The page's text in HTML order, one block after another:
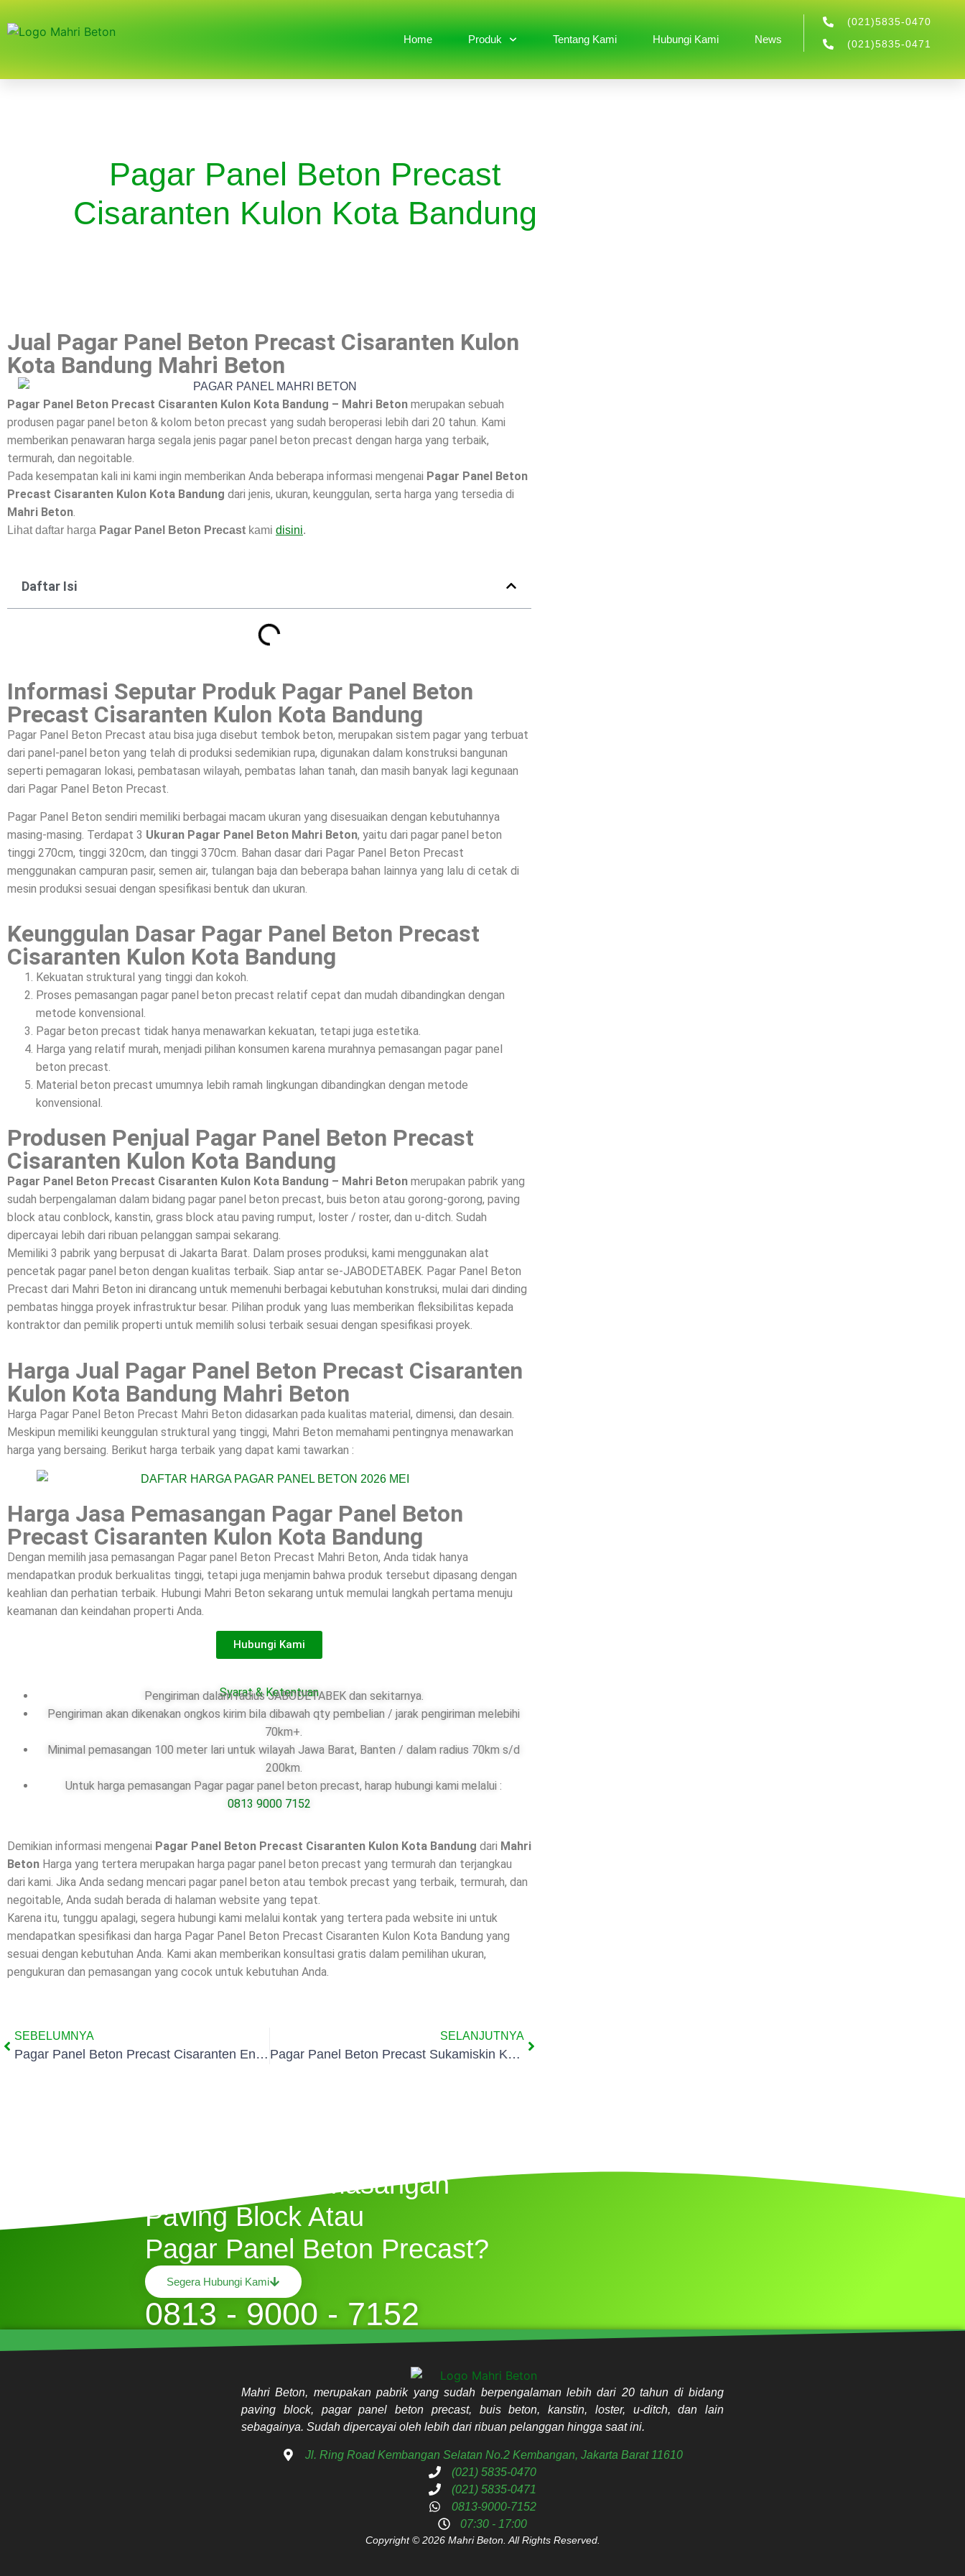
Home Produk Tentang Kami Hubungi Kami News
(021)5835-0470
(021)5835-0471
Pagar Panel Beton Precast
Cisaranten Kulon Kota Bandung
Jual Pagar Panel Beton Precast Cisaranten Kulon
Kota Bandung Mahri Beton
Pagar Panel Beton Precast Cisaranten Kulon Kota Bandung – Mahri Beton merupakan sebuah
produsen pagar panel beton & kolom beton precast yang sudah beroperasi lebih dari 20 tahun. Kami
memberikan penawaran harga segala jenis pagar panel beton precast dengan harga yang terbaik,
termurah, dan negoitable.
Pada kesempatan kali ini kami ingin memberikan Anda beberapa informasi mengenai Pagar Panel Beton
Precast Cisaranten Kulon Kota Bandung dari jenis, ukuran, keunggulan, serta harga yang tersedia di
Mahri Beton.
Lihat daftar harga Pagar Panel Beton Precast kami disini.
Daftar Isi
Informasi Seputar Produk Pagar Panel Beton
Precast Cisaranten Kulon Kota Bandung
Pagar Panel Beton Precast atau bisa juga disebut tembok beton, merupakan sistem pagar yang terbuat
dari panel-panel beton yang telah di produksi sedemikian rupa, digunakan dalam konstruksi bangunan
seperti pemagaran lokasi, pembatasan wilayah, pembatas lahan tanah, dan masih banyak lagi kegunaan
dari Pagar Panel Beton Precast.
Pagar Panel Beton sendiri memiliki berbagai macam ukuran yang disesuaikan dengan kebutuhannya
masing-masing. Terdapat 3 Ukuran Pagar Panel Beton Mahri Beton, yaitu dari pagar panel beton
tinggi 270cm, tinggi 320cm, dan tinggi 370cm. Bahan dasar dari Pagar Panel Beton Precast
menggunakan campuran pasir, semen air, tulangan baja dan beberapa bahan lainnya yang lalu di cetak di
mesin produksi sesuai dengan spesifikasi bentuk dan ukuran.
Keunggulan Dasar Pagar Panel Beton Precast
Cisaranten Kulon Kota Bandung
Kekuatan struktural yang tinggi dan kokoh.
Proses pemasangan pagar panel beton precast relatif cepat dan mudah dibandingkan dengan
metode konvensional.
Pagar beton precast tidak hanya menawarkan kekuatan, tetapi juga estetika.
Harga yang relatif murah, menjadi pilihan konsumen karena murahnya pemasangan pagar panel
beton precast.
Material beton precast umumnya lebih ramah lingkungan dibandingkan dengan metode
konvensional.
Produsen Penjual Pagar Panel Beton Precast
Cisaranten Kulon Kota Bandung
Pagar Panel Beton Precast Cisaranten Kulon Kota Bandung – Mahri Beton merupakan pabrik yang
sudah berpengalaman dalam bidang pagar panel beton precast, buis beton atau gorong-gorong, paving
block atau conblock, kanstin, grass block atau paving rumput, loster / roster, dan u-ditch. Sudah
dipercayai lebih dari ribuan pelanggan sampai sekarang.
Memiliki 3 pabrik yang berpusat di Jakarta Barat. Dalam proses produksi, kami menggunakan alat
pencetak pagar panel beton dengan kualitas terbaik. Siap antar se-JABODETABEK. Pagar Panel Beton
Precast dari Mahri Beton ini dirancang untuk memenuhi berbagai kebutuhan konstruksi, mulai dari dinding
pembatas hingga proyek infrastruktur besar. Pilihan produk yang luas memberikan fleksibilitas kepada
kontraktor dan pemilik properti untuk memilih solusi terbaik sesuai dengan spesifikasi proyek.
Harga Jual Pagar Panel Beton Precast Cisaranten
Kulon Kota Bandung Mahri Beton
Harga Pagar Panel Beton Precast Mahri Beton didasarkan pada kualitas material, dimensi, dan desain.
Meskipun memiliki keunggulan struktural yang tinggi, Mahri Beton memahami pentingnya menawarkan
harga yang bersaing. Berikut harga terbaik yang dapat kami tawarkan :
Harga Jasa Pemasangan Pagar Panel Beton
Precast Cisaranten Kulon Kota Bandung
Dengan memilih jasa pemasangan Pagar panel Beton Precast Mahri Beton, Anda tidak hanya
mendapatkan produk berkualitas tinggi, tetapi juga menjamin bahwa produk tersebut dipasang dengan
keahlian dan perhatian terbaik. Hubungi Mahri Beton sekarang untuk memulai langkah pertama menuju
keamanan dan keindahan properti Anda.
Hubungi Kami
Syarat & Ketentuan
Pengiriman dalam radius JABODETABEK dan sekitarnya.
Pengiriman akan dikenakan ongkos kirim bila dibawah qty pembelian / jarak pengiriman melebihi
70km+.
Minimal pemasangan 100 meter lari untuk wilayah Jawa Barat, Banten / dalam radius 70km s/d
200km.
Untuk harga pemasangan Pagar pagar panel beton precast, harap hubungi kami melalui :
0813 9000 7152
Demikian informasi mengenai Pagar Panel Beton Precast Cisaranten Kulon Kota Bandung dari Mahri
Beton Harga yang tertera merupakan harga pagar panel beton precast yang termurah dan terjangkau
dari kami. Jika Anda sedang mencari pagar panel beton atau tembok precast yang terbaik, termurah, dan
negoitable, Anda sudah berada di halaman website yang tepat.
Karena itu, tunggu apalagi, segera hubungi kami melalui kontak yang tertera pada website ini untuk
mendapatkan spesifikasi dan harga Pagar Panel Beton Precast Cisaranten Kulon Kota Bandung yang
sesuai dengan kebutuhan Anda. Kami akan memberikan konsultasi gratis dalam pemilihan ukuran,
pengukuran dan pemasangan yang cocok untuk kebutuhan Anda.
SEBELUMNYA
Pagar Panel Beton Precast Cisaranten Endah Kota Bandung
SELANJUTNYA
Pagar Panel Beton Precast Sukamiskin Kota Bandung
Butuh Jasa Pemasangan
Paving Block Atau
Pagar Panel Beton Precast?
Segera Hubungi Kami
0813 - 9000 - 7152
Mahri Beton, merupakan pabrik yang sudah berpengalaman lebih dari 20 tahun di bidang
paving block, pagar panel beton precast, buis beton, kanstin, loster, u-ditch, dan lain
sebagainya. Sudah dipercayai oleh lebih dari ribuan pelanggan hingga saat ini.
Jl. Ring Road Kembangan Selatan No.2 Kembangan, Jakarta Barat 11610
(021) 5835-0470
(021) 5835-0471
0813-9000-7152
07:30 - 17:00
Copyright © 2026 Mahri Beton. All Rights Reserved.